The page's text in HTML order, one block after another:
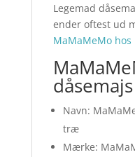
Legemad
ender oftest ud
MaMaMeMo
Navn:
træ
Mærke: